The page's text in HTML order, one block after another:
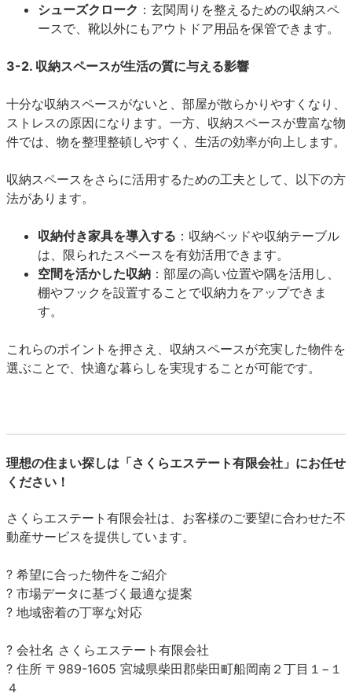
シューズクローク ：玄関周りを整えるための収納スペ
ースで、靴以外にもアウトドア用品を保管できます。
3-2. 収納スペースが生活の質に与える影響
十分な収納スペースがないと、部屋が散らかりやすくなり、
ストレスの原因になります。一方、収納スペースが豊富な物
件では、物を整理整頓しやすく、生活の効率が向上します。
収納スペースをさらに活用するための工夫として、以下の方
法があります。
収納付き家具を導入する ：収納ベッドや収納テーブル
は、限られたスペースを有効活用できます。
空間を活かした収納 ：部屋の高い位置や隅を活用し、
棚やフックを設置することで収納力をアップできま
す。
これらのポイントを押さえ、収納スペースが充実した物件を
選ぶことで、快適な暮らしを実現することが可能です。
理想の住まい探しは「さくらエステート有限会社」にお任せ
ください！
さくらエステート有限会社は、お客様のご要望に合わせた不
動産サービスを提供しています。
? 希望に合った物件をご紹介
? 市場データに基づく最適な提案
? 地域密着の丁寧な対応
? 会社名 さくらエステート有限会社
? 住所 〒989-1605 宮城県柴田郡柴田町船岡南２丁目１−１
４